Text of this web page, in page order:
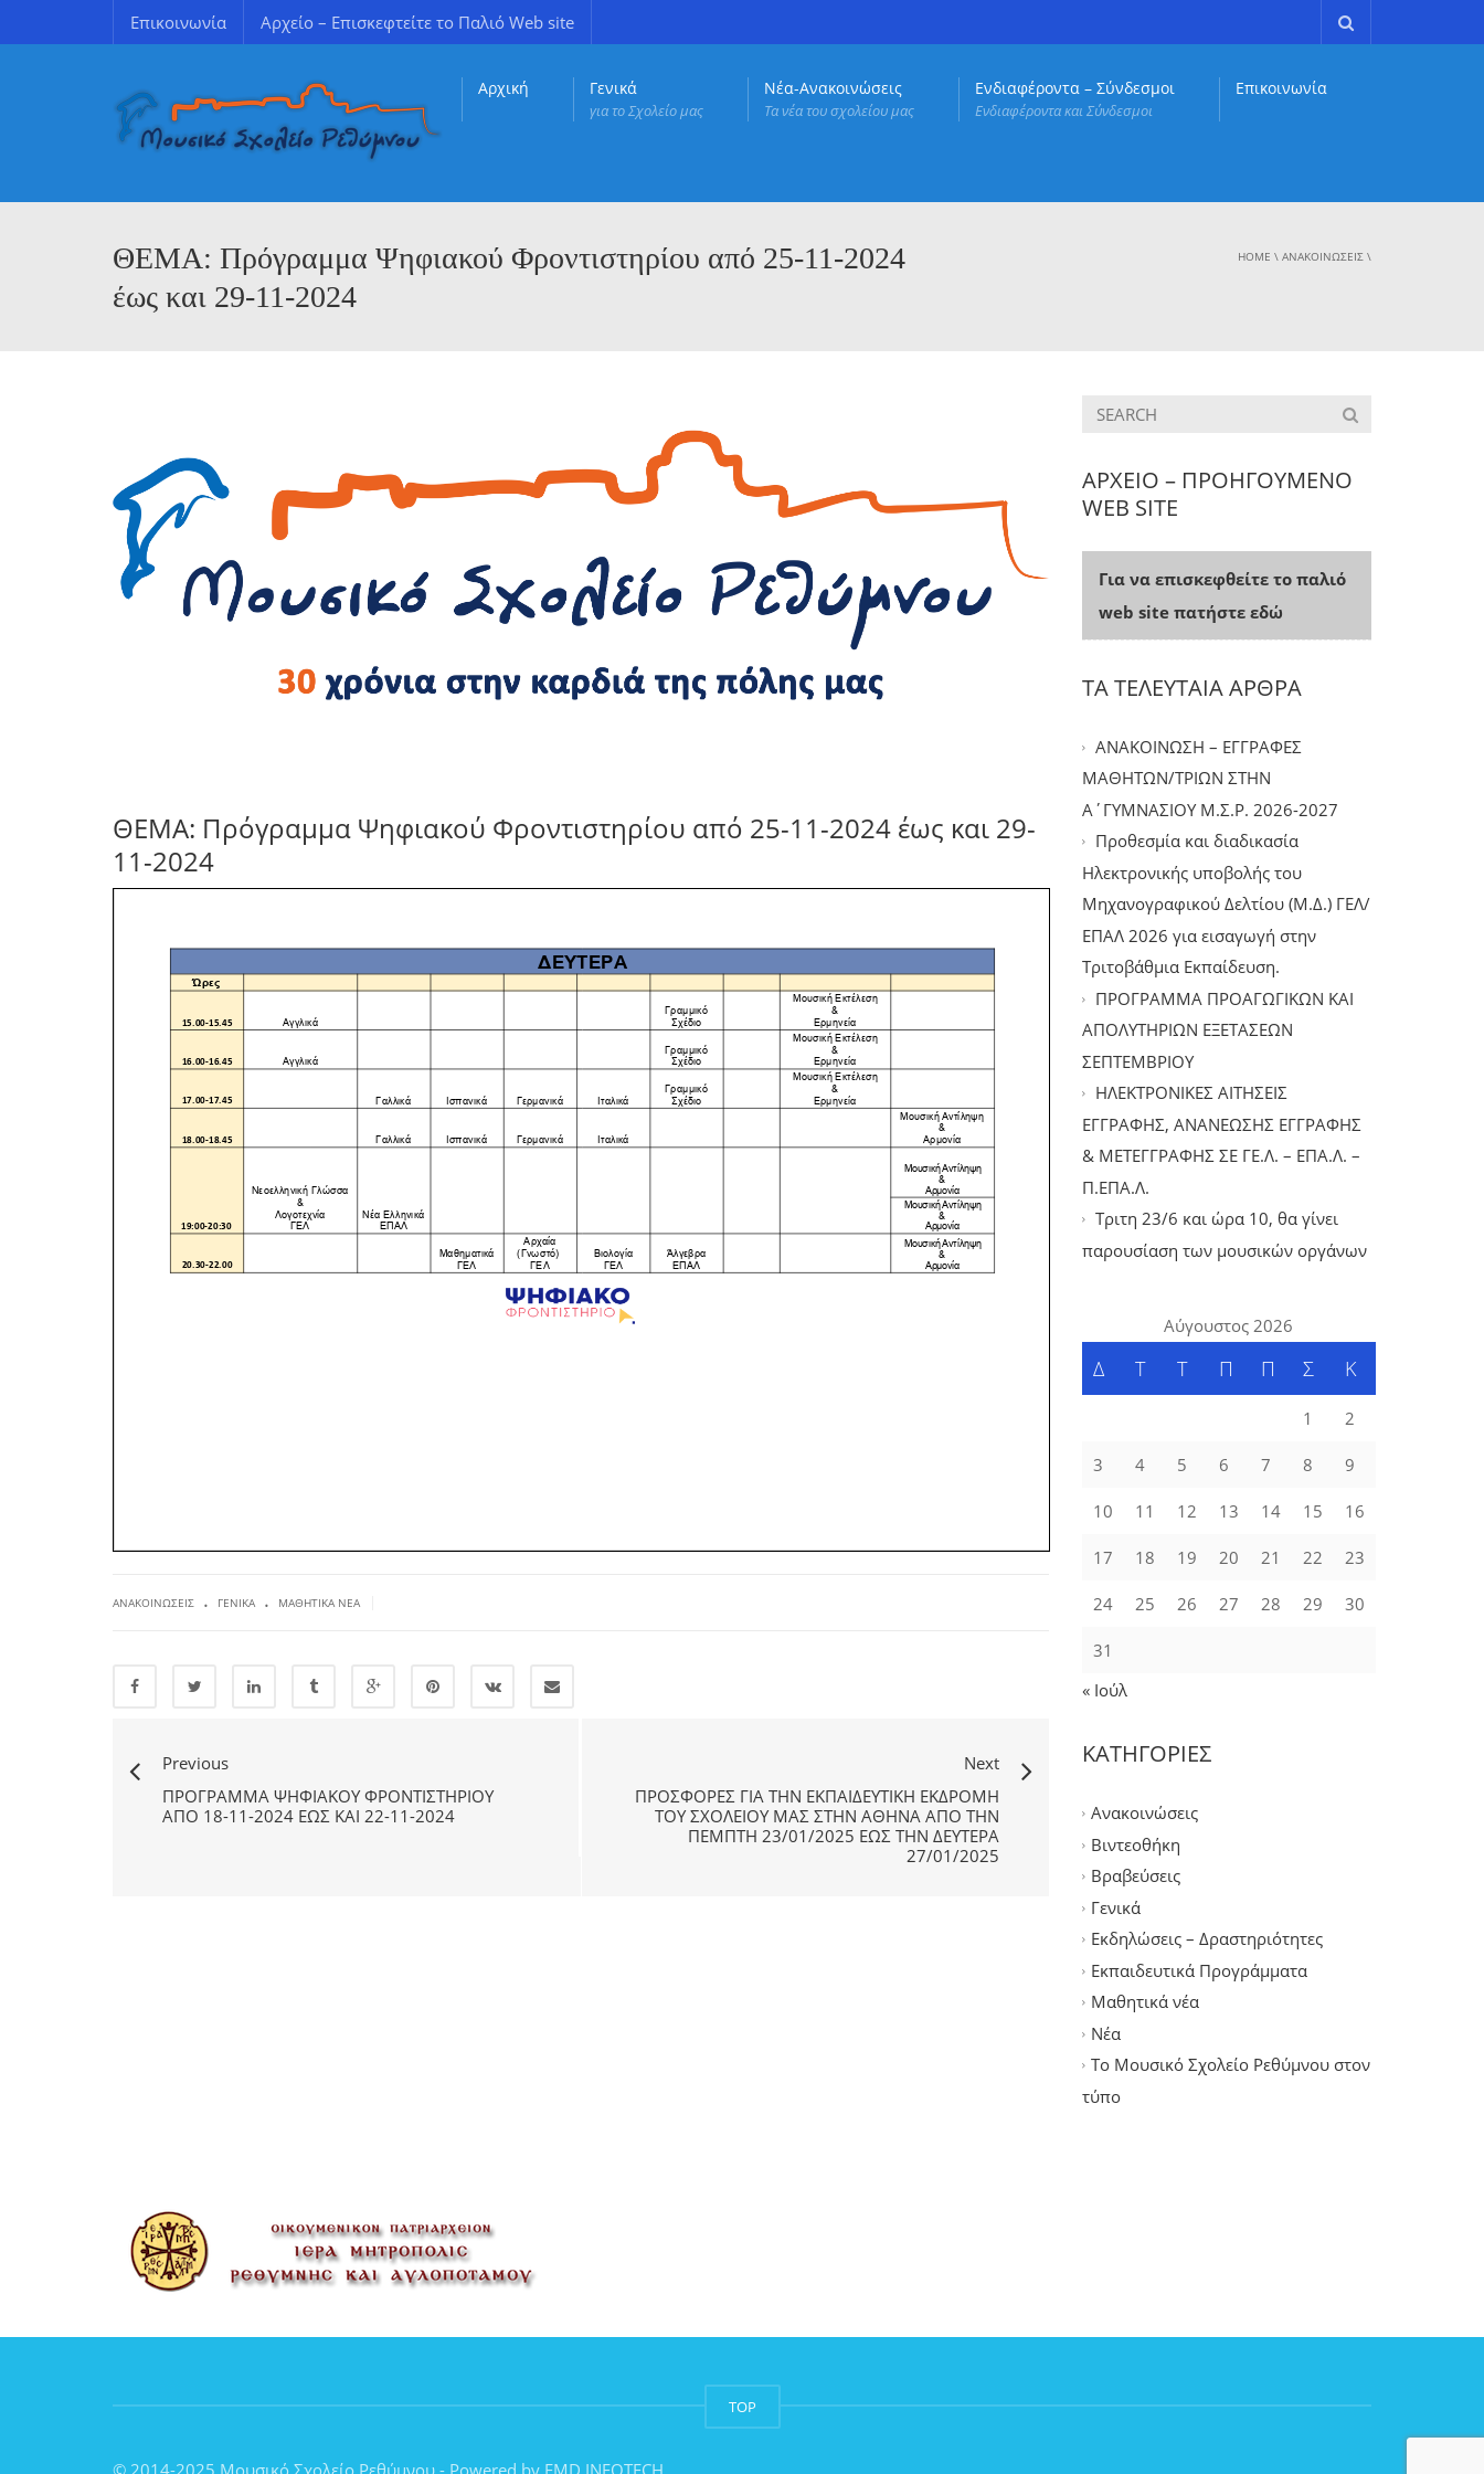
Επικοινωνία Αρχείο – Επισκεφτείτε το Παλιό Web site
Αρχική Γενικά
για το Σχολείο μας
Νέα-Ανακοινώσεις
Τα νέα του σχολείου μας
Ενδιαφέροντα – Σύνδεσμοι
Ενδιαφέροντα και Σύνδεσμοι
Επικοινωνία
ΘΕΜΑ: Πρόγραμμα Ψηφιακού Φροντιστηρίου από 25-11-2024
έως και 29-11-2024
HOME \ ΑΝΑΚΟΙΝΏΣΕΙΣ \
ΘΕΜΑ: Πρόγραμμα Ψηφιακού Φροντιστηρίου από 25-11-2024 έως και 29-
11-2024
ΑΝΑΚΟΙΝΏΣΕΙΣ . ΓΕΝΙΚΆ . ΜΑΘΗΤΙΚΆ ΝΈΑ
Previous
ΠΡΌΓΡΑΜΜΑ ΨΗΦΙΑΚΟΎ ΦΡΟΝΤΙΣΤΗΡΊΟΥ
ΑΠΌ 18-11-2024 ΈΩΣ ΚΑΙ 22-11-2024
Next
ΠΡΟΣΦΟΡΈΣ ΓΙΑ ΤΗΝ ΕΚΠΑΙΔΕΥΤΙΚΉ ΕΚΔΡΟΜΉ
ΤΟΥ ΣΧΟΛΕΊΟΥ ΜΑΣ ΣΤΗΝ ΑΘΉΝΑ ΑΠΌ ΤΗΝ
ΠΈΜΠΤΗ 23/01/2025 ΈΩΣ ΤΗΝ ΔΕΥΤΈΡΑ
27/01/2025
ΑΡΧΕΙΟ – ΠΡΟΗΓΟΥΜΕΝΟ
WEB SITE
Για να επισκεφθείτε το παλιό
web site πατήστε εδώ
ΤΑ ΤΕΛΕΥΤΑΙΑ ΑΡΘΡΑ
ΑΝΑΚΟΙΝΩΣΗ – ΕΓΓΡΑΦΕΣ
ΜΑΘΗΤΩΝ/ΤΡΙΩΝ ΣΤΗΝ
Α΄ΓΥΜΝΑΣΙΟΥ Μ.Σ.Ρ. 2026-2027
Προθεσμία και διαδικασία
Ηλεκτρονικής υποβολής του
Μηχανογραφικού Δελτίου (Μ.Δ.) ΓΕΛ/
ΕΠΑΛ 2026 για εισαγωγή στην
Τριτοβάθμια Εκπαίδευση.
ΠΡΟΓΡΑΜΜΑ ΠΡΟΑΓΩΓΙΚΩΝ ΚΑΙ
ΑΠΟΛΥΤΗΡΙΩΝ ΕΞΕΤΑΣΕΩΝ
ΣΕΠΤΕΜΒΡΙΟΥ
ΗΛΕΚΤΡΟΝΙΚΕΣ ΑΙΤΗΣΕΙΣ
ΕΓΓΡΑΦΗΣ, ΑΝΑΝΕΩΣΗΣ ΕΓΓΡΑΦΗΣ
& ΜΕΤΕΓΓΡΑΦΗΣ ΣΕ ΓΕ.Λ. – ΕΠΑ.Λ. –
Π.ΕΠΑ.Λ.
Tριτη 23/6 και ώρα 10, θα γίνει
παρουσίαση των μουσικών οργάνων
Αύγουστος 2026
Δ Τ Τ Π Π Σ Κ
1 2
3 4 5 6 7 8 9
10 11 12 13 14 15 16
17 18 19 20 21 22 23
24 25 26 27 28 29 30
31
« Ιούλ
ΚΑΤΗΓΟΡΙΕΣ
Ανακοινώσεις
Βιντεοθήκη
Βραβεύσεις
Γενικά
Εκδηλώσεις – Δραστηριότητες
Εκπαιδευτικά Προγράμματα
Μαθητικά νέα
Νέα
Το Μουσικό Σχολείο Ρεθύμνου στον
τύπο
TOP